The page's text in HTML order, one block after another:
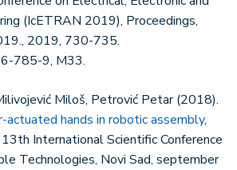
(IcETRAN 2019), Proceedings,
2019, 730-735.
785-9, M33.
Miloš, Petrović Petar (2018).
actuated hands in robotic assembly,
International Scientific Conference
Technologies, Novi Sad, september